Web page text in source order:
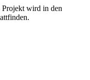
Projekt wird in den